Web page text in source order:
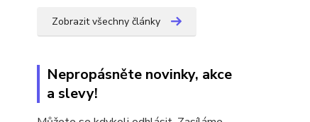
Zobrazit všechny články
Nepropásněte novinky, akce
a slevy!